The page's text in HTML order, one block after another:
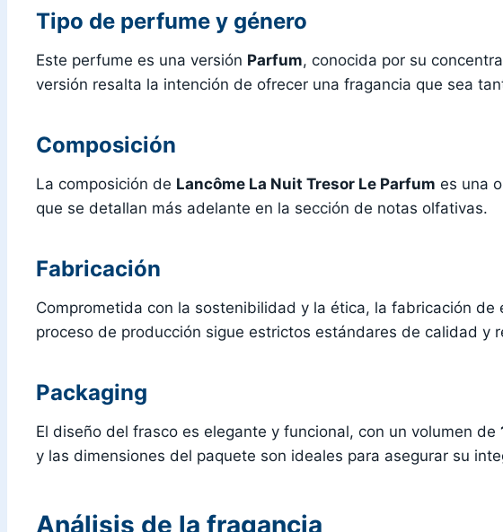
Tipo de perfume y género
Este perfume es una versión Parfum, conocida por su
versión resalta la intención de ofrecer una fragancia que sea
Composición
La composición de Lancôme La Nuit Tresor Le Parfum es una
que se detallan más adelante en la sección de notas olfativas.
Fabricación
Comprometida con la sostenibilidad y la ética, la fabricación de
proceso de producción sigue estrictos estándares de calidad y
Packaging
El diseño del frasco es elegante y funcional, con un volumen de
y las dimensiones del paquete son ideales para asegurar su
Análisis de la fragancia